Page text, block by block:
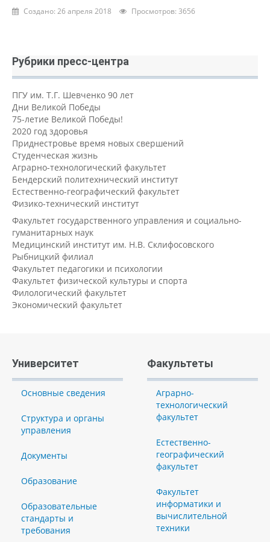
Создано: 26 апреля 2018 Просмотров: 3656
Рубрики пресс-центра
ПГУ им. Т.Г. Шевченко 90 лет
Дни Великой Победы
75-летие Великой Победы!
2020 год здоровья
Приднестровье время новых свершений
Студенческая жизнь
Аграрно-технологический факультет
Бендерский политехнический институт
Естественно-географический факультет
Физико-технический институт
Факультет государственного управления и социально-
гуманитарных наук
Медицинский институт им. Н.В. Склифосовского
Рыбницкий филиал
Факультет педагогики и психологии
Факультет физической культуры и спорта
Филологический факультет
Экономический факультет
Университет
Основные сведения
Структура и органы
управления
Документы
Образование
Образовательные
стандарты и
требования
Факультеты
Аграрно-
технологический
факультет
Естественно-
географический
факультет
Факультет
информатики и
вычислительной
техники